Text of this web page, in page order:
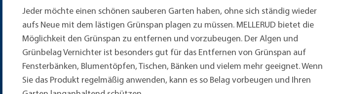
Jeder möchte einen schönen sauberen Garten haben, ohne sich ständig wieder
aufs Neue mit dem lästigen Grünspan plagen zu müssen. MELLERUD bietet die
Möglichkeit den Grünspan zu entfernen und vorzubeugen. Der Algen und
Grünbelag Vernichter ist besonders gut für das Entfernen von Grünspan auf
Fensterbänken, Blumentöpfen, Tischen, Bänken und vielem mehr geeignet. Wenn
Sie das Produkt regelmäßig anwenden, kann es so Belag vorbeugen und Ihren